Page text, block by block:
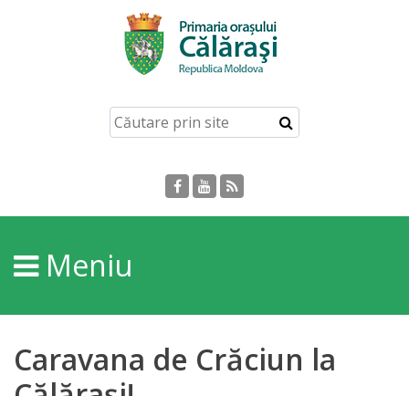
Despre
Orașului
Personalități
Regulamente
Meniu
Caravana de Crăciun la